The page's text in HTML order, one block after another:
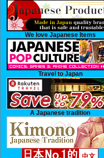
We love Japanese Items
Travel to Japan
A Japanese tradition